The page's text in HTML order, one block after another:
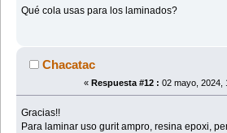
Qué cola usas para los laminados?
Chacatac
« Respuesta #12 : 02 mayo, 2024,
Gracias!!
Para laminar uso gurit ampro, resina epoxi,